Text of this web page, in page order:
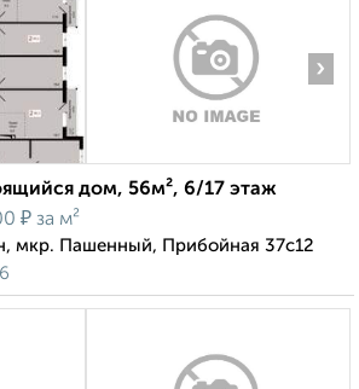
›
дом, 56м², 6/17 этаж
₽ за м²
мкр. Пашенный, Прибойная 37с12